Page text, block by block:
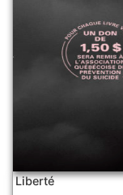
Liberté